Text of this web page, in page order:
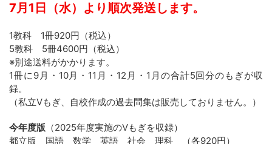
7月1日（水）より順次発送します。
1教科 1冊920円（税込）
5教科 5冊4600円（税込）
※別途送料がかかります。
1冊に9月・10月・11月・12月・1月の合計5回分のもぎが収
録。
（私立Vもぎ、自校作成の過去問集は販売しておりません。）
今年度版 （2025年度実施のVもぎを収録）
都立版 国語 数学 英語 社会 理科 （各920円）